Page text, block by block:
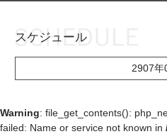
アイ★チュウとは
ユニット&キャラクター
お知らせ
アイ★チュウとは
スケジュール
2907年
Warning: file_get_contents():
failed: Name or service not known in